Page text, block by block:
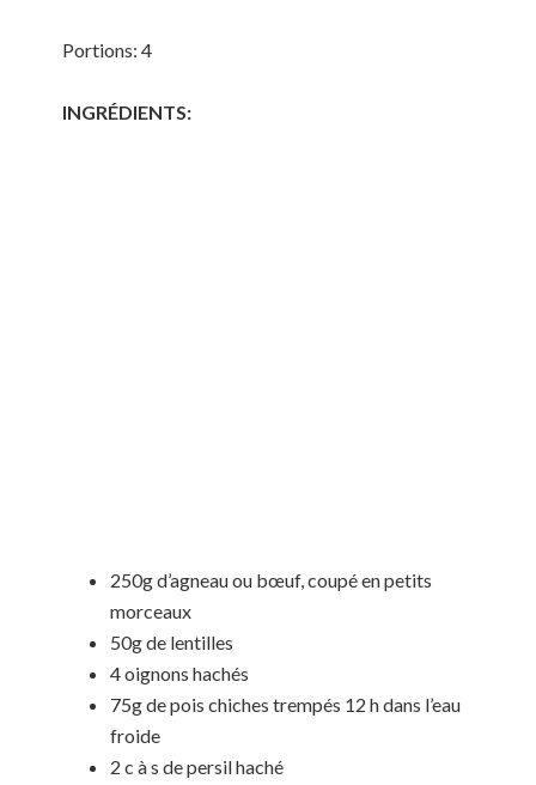
Portions: 4
INGRÉDIENTS:
250g d’agneau ou bœuf, coupé en petits
morceaux
50g de lentilles
4 oignons hachés
75g de pois chiches trempés 12 h dans l’eau
froide
2 c à s de persil haché